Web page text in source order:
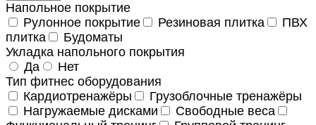
Напольное покрытие
Рулонное покрытие
Резиновая плитка
ПВХ
плитка
Будоматы
Укладка напольного покрытия
Да
Нет
Тип фитнес оборудования
Кардиотренажёры
Грузоблочные тренажёры
Нагружаемые дисками
Свободные веса